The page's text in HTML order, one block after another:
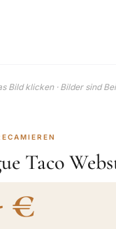
Bild klicken · Bilder sind
Taco
€